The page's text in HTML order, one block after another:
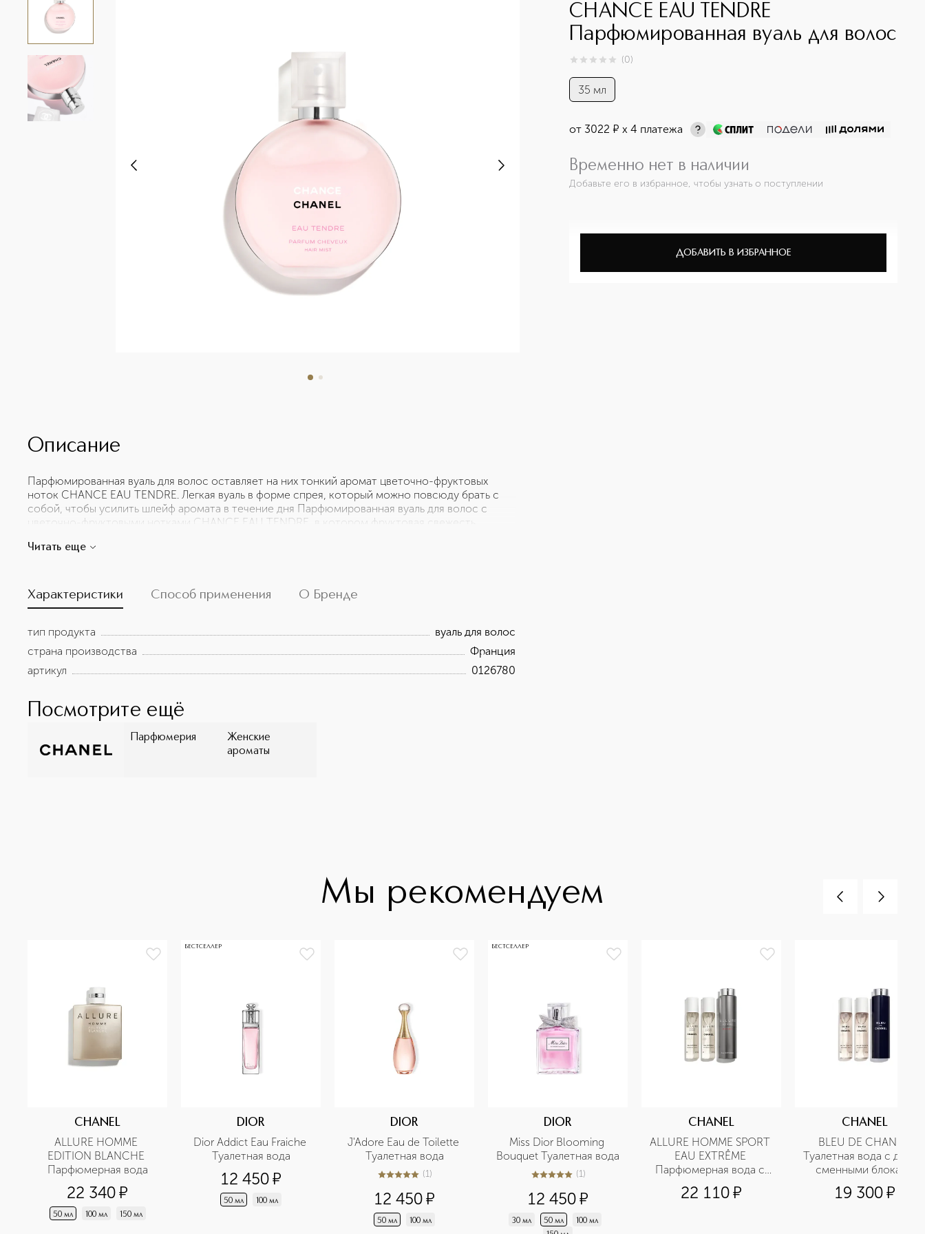
CHANCE EAU TENDRE
Парфюмированная вуаль для волос
0из 0 (0)
35 мл
от 3022 ¤ х 4 платежа
Временно нет в наличии
Добавьте его в избранное, чтобы узнать о поступлении
ДОБАВИТЬ В ИЗБРАННОЕ
Описание
Парфюмированная вуаль для волос оставляет на них тонкий аромат цветочно-фруктовых
ноток CHANCE EAU TENDRE. Легкая вуаль в форме спрея, который можно повсюду брать с
собой, чтобы усилить шлейф аромата в течение дня Парфюмированная вуаль для волос с
цветочно-фруктовыми нотками CHANCE EAU TENDRE, в котором фруктовая свежесть
Поэтический аромат с нежным, деликатным шлейфом.
Читать еще
Характеристики Способ применения О Бренде
тип продукта
вуаль для волос
страна производства
Франция
артикул
0126780
Посмотрите ещё
Парфюмерия
Женские
ароматы
Мы рекомендуем
CHANEL
ALLURE HOMME
EDITION BLANCHE
Парфюмерная вода
22 340¤
50 мл 100 мл 150 мл
БЕСТСЕЛЛЕР
DIOR
Dior Addict Eau Fraiche
Туалетная вода
12 450¤
50 мл 100 мл
DIOR
J'Adore Eau de Toilette
Туалетная вода
5из 51 (1)
12 450¤
50 мл 100 мл
БЕСТСЕЛЛЕР
DIOR
Miss Dior Blooming
Bouquet Туалетная вода
5из 51 (1)
12 450¤
30 мл 50 мл
100 мл
CHANEL
ALLURE HOMME SPORT
EAU EXTRÊME
Парфюмерная вода с
двумя сменными
блоками
22 110¤
CHANEL
BLEU DE CHANEL
Туалетная вода с двумя
сменными блоками
19 300¤